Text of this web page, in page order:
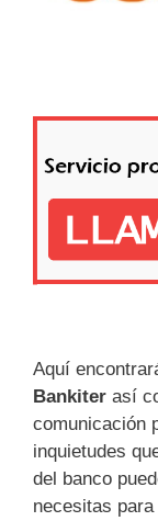
Aquí
Bankiter así
comunicación
inquietudes
del banco
necesitas